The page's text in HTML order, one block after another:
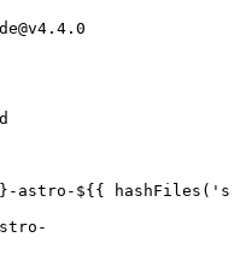
astro-${{